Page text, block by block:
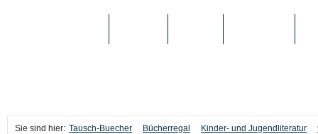
Sie sind hier: Tausch-Buecher Bücherregal Kinder- und Jugendliteratur